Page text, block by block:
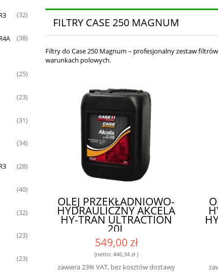
(32)
(38)
(25)
(23)
(31)
(34)
(28)
(40)
(32)
(23)
(23)
FILTRY CASE 250 MAGNUM
Filtry do Case 250 Magnum – profesjonalny zestaw
warunkach polowych.
OLEJ PRZEKŁADNIOWO-
HYDRAULICZNY AKCELA
HY-TRAN ULTRACTION
20L
549,00 zł
(netto: 446,34 zł)
zawiera 23% VAT, bez kosztów dostawy